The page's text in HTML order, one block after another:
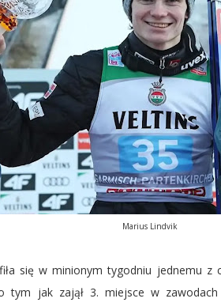
Marius Lindvik
się w minionym tygodniu jednemu z
tym jak zajął 3. miejsce w